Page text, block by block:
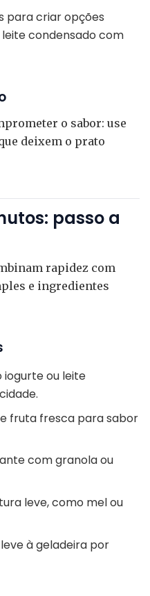
para criar opções
condensado com
o sabor: use
deixem o prato
passo a
rapidez com
e ingredientes
iogurte ou leite
fruta fresca para sabor
com granola ou
leve, como mel ou
à geladeira por